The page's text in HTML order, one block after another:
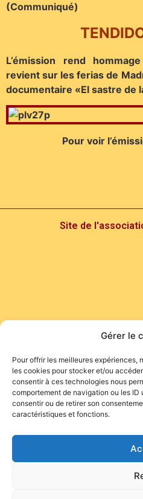
Gérer le
Pour offrir les meilleures expériences,
les cookies pour stocker et/ou
consentir à ces technologies nous
comportement de navigation ou les ID
consentir ou de retirer son
caractéristiques et fonctions.
(Communiqué)
L’émission rend
revient sur les ferias de
documentaire «El sastre de
Pour voir
Site de